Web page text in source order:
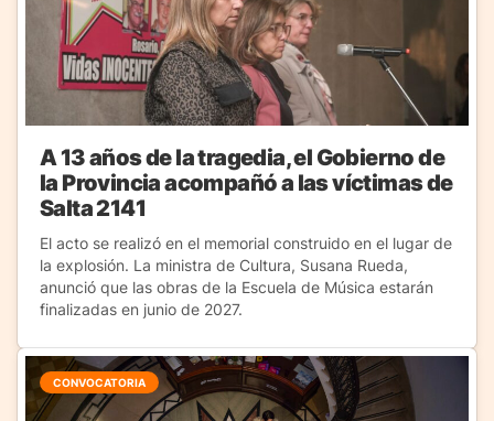
A 13 años de la tragedia, el Gobierno de
la Provincia acompañó a las víctimas de
Salta 2141
El acto se realizó en el memorial construido en el lugar de
la explosión. La ministra de Cultura, Susana Rueda,
anunció que las obras de la Escuela de Música estarán
finalizadas en junio de 2027.
CONVOCATORIA